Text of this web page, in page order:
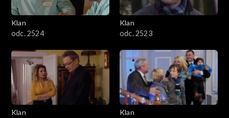
Klan
odc. 2524
Klan
odc. 2523
Klan
Klan